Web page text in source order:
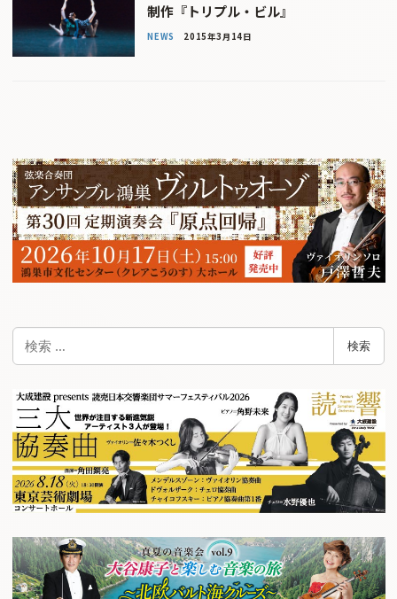
制作『トリプル・ビル』
NEWS 2015年3月14日
検索